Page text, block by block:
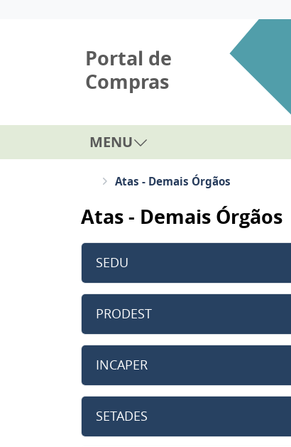
Portal de
Compras
MENU
Atas - Demais Órgãos
Atas - Demais Órgãos
SEDU
PRODEST
INCAPER
SETADES